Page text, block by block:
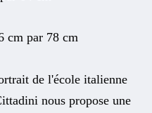
cm par 78 cm
de l'école italienne
nous propose une